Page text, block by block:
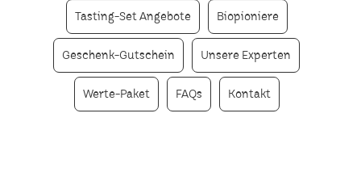
Tasting-Set Angebote Biopioniere
Geschenk-Gutschein Unsere Experten
Werte-Paket FAQs Kontakt